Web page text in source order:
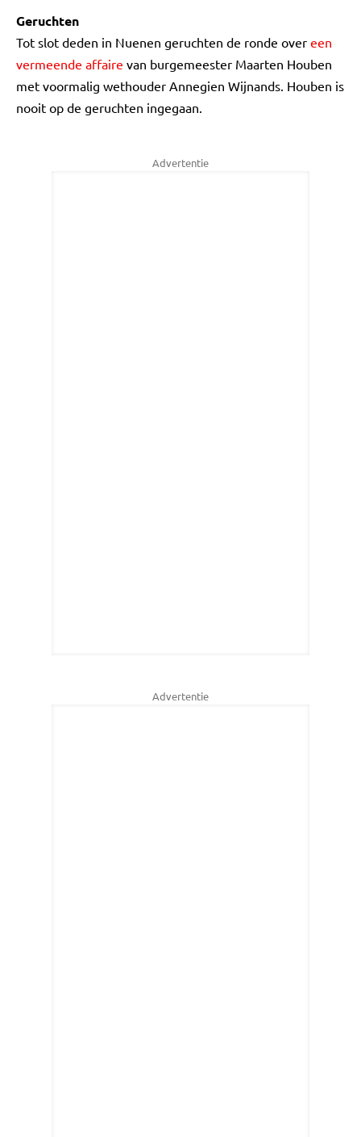
Geruchten
Tot slot deden in Nuenen geruchten de ronde over een
vermeende affaire van burgemeester Maarten Houben
met voormalig wethouder Annegien Wijnands. Houben is
nooit op de geruchten ingegaan.
Advertentie
Advertentie